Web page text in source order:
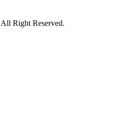
All Right Reserved.